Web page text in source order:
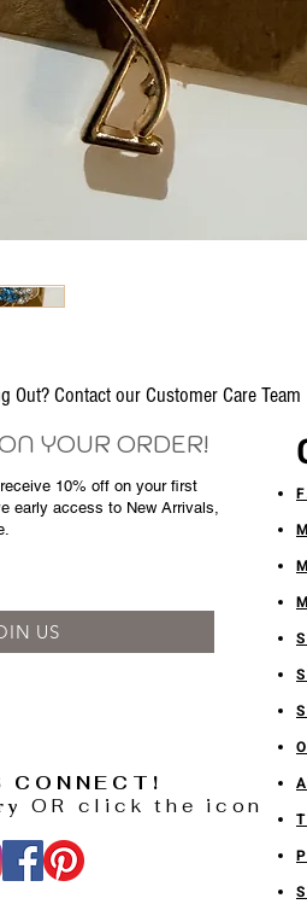
Out? Contact our Customer Care Team
YOUR ORDER!
receive 10% off on your first
early access to New Arrivals,
US
CONNECT!
OR click the icon